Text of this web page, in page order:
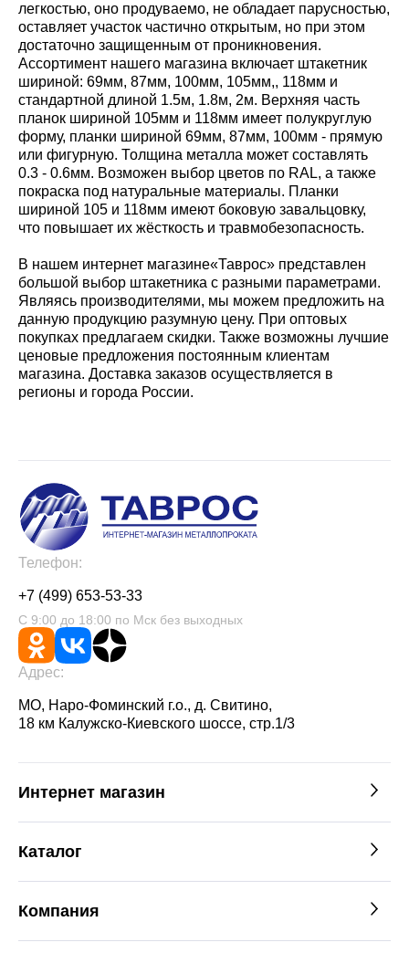
легкостью, оно продуваемо, не обладает парусностью,
оставляет участок частично открытым, но при этом
достаточно защищенным от проникновения.
Ассортимент нашего магазина включает штакетник
шириной: 69мм, 87мм, 100мм, 105мм,, 118мм и
стандартной длиной 1.5м, 1.8м, 2м. Верхняя часть
планок шириной 105мм и 118мм имеет полукруглую
форму, планки шириной 69мм, 87мм, 100мм - прямую
или фигурную. Толщина металла может составлять
0.3 - 0.6мм. Возможен выбор цветов по RAL, а также
покраска под натуральные материалы. Планки
шириной 105 и 118мм имеют боковую завальцовку,
что повышает их жёсткость и травмобезопасность.
В нашем интернет магазине«Таврос» представлен
большой выбор штакетника с разными параметрами.
Являясь производителями, мы можем предложить на
данную продукцию разумную цену. При оптовых
покупках предлагаем скидки. Также возможны лучшие
ценовые предложения постоянным клиентам
магазина. Доставка заказов осуществляется в
регионы и города России.
Телефон:
+7 (499) 653-53-33
С 9:00 до 18:00 по Мск без выходных
Адрес:
МО, Наро-Фоминский г.о., д. Свитино,
18 км Калужско-Киевского шоссе, стр.1/3
Интернет магазин
Каталог
Компания